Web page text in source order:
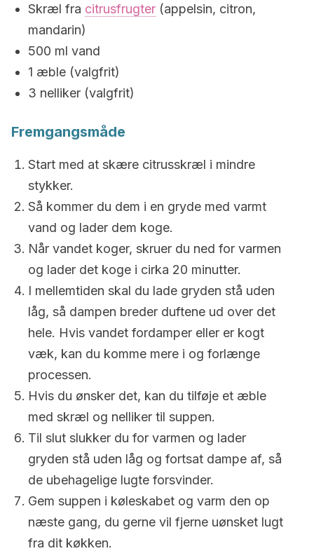
Skræl fra citrusfrugter (appelsin, citron,
mandarin)
500 ml vand
1 æble (valgfrit)
3 nelliker (valgfrit)
Fremgangsmåde
Start med at skære citrusskræl i mindre
stykker.
Så kommer du dem i en gryde med varmt
vand og lader dem koge.
Når vandet koger, skruer du ned for varmen
og lader det koge i cirka 20 minutter.
I mellemtiden skal du lade gryden stå uden
låg, så dampen breder duftene ud over det
hele. Hvis vandet fordamper eller er kogt
væk, kan du komme mere i og forlænge
processen.
Hvis du ønsker det, kan du tilføje et æble
med skræl og nelliker til suppen.
Til slut slukker du for varmen og lader
gryden stå uden låg og fortsat dampe af, så
de ubehagelige lugte forsvinder.
Gem suppen i køleskabet og varm den op
næste gang, du gerne vil fjerne uønsket lugt
fra dit køkken.